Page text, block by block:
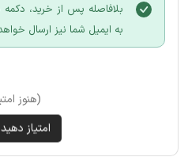
بلافاصله پس از خرید،
به ایمیل شما نیز ارسال
(هنوز